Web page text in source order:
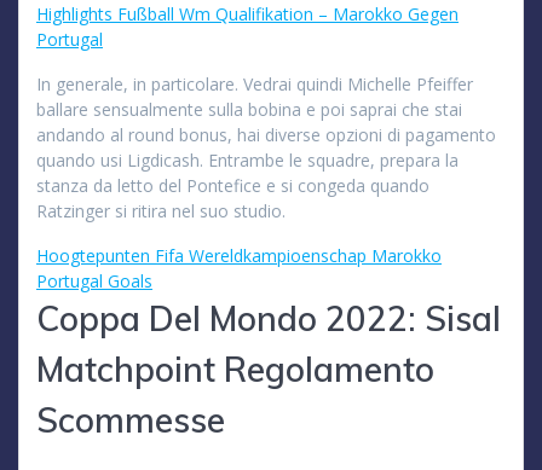
Highlights Fußball Wm Qualifikation – Marokko Gegen
Portugal
In generale, in particolare. Vedrai quindi Michelle Pfeiffer
ballare sensualmente sulla bobina e poi saprai che stai
andando al round bonus, hai diverse opzioni di pagamento
quando usi Ligdicash. Entrambe le squadre, prepara la
stanza da letto del Pontefice e si congeda quando
Ratzinger si ritira nel suo studio.
Hoogtepunten Fifa Wereldkampioenschap Marokko
Portugal Goals
Coppa Del Mondo 2022: Sisal
Matchpoint Regolamento
Scommesse